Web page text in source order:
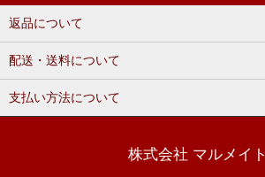
返品について
配送・送料について
支払い方法について
株式会社 マルメイト